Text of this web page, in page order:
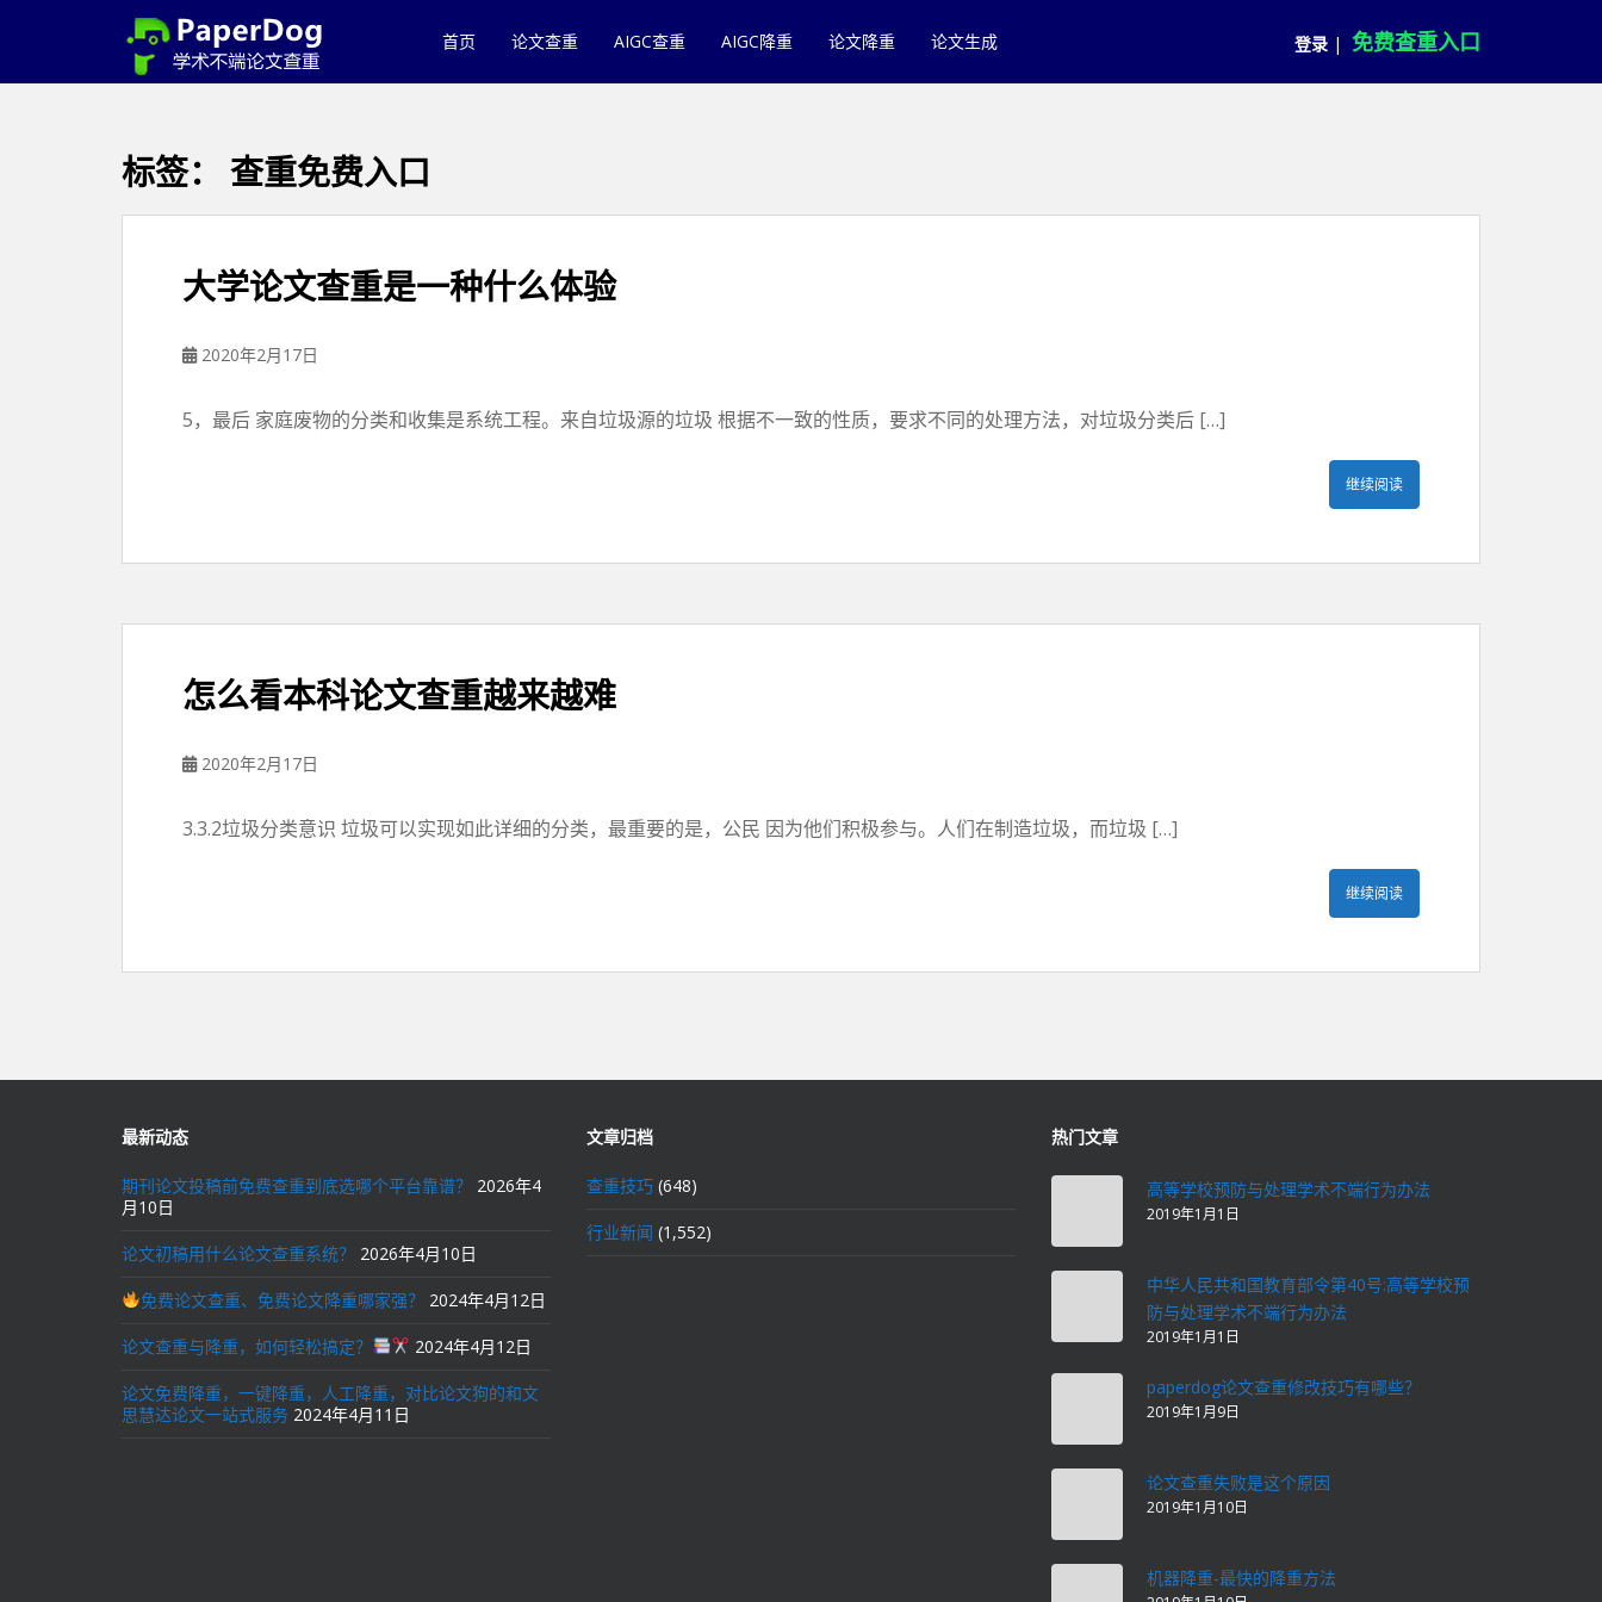
首页 论文查重 AIGC查重 AIGC降重 论文降重 论文生成 登录 | 免费查重入口
标签： 查重免费入口
大学论文查重是一种什么体验
2020年2月17日
5，最后 家庭废物的分类和收集是系统工程。来自垃圾源的垃圾 根据不一致的性质，要求不同的处理方法，对垃圾分类后 […]
继续阅读
怎么看本科论文查重越来越难
2020年2月17日
3.3.2垃圾分类意识 垃圾可以实现如此详细的分类，最重要的是，公民 因为他们积极参与。人们在制造垃圾，而垃圾 […]
继续阅读
最新动态
期刊论文投稿前免费查重到底选哪个平台靠谱？
2026年4
月10日
论文初稿用什么论文查重系统？ 2026年4月10日
免费论文查重、免费论文降重哪家强？ 2024年4月12日
论文查重与降重，如何轻松搞定？ 2024年4月12日
论文免费降重，一键降重，人工降重，对比论文狗的和文
思慧达论文一站式服务 2024年4月11日
文章归档
查重技巧 (648)
行业新闻 (1,552)
热门文章
高等学校预防与处理学术不端行为办法
2019年1月1日
中华人民共和国教育部令第40号:高等学校预
防与处理学术不端行为办法
2019年1月1日
paperdog论文查重修改技巧有哪些？
2019年1月9日
论文查重失败是这个原因
2019年1月10日
机器降重-最快的降重方法